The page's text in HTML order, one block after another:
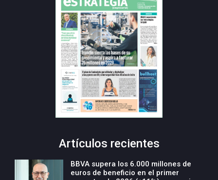
Artículos recientes
BBVA supera los 6.000 millones de
euros de beneficio en el primer